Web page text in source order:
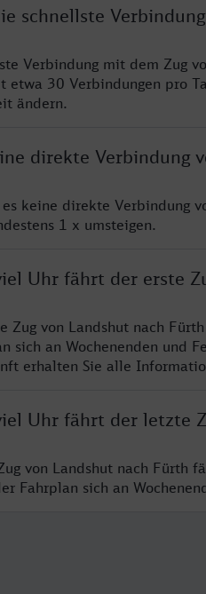
schnellste
Verbindung mit dem Zug
etwa 30 Verbindungen pro
ändern.
direkte Verbindung
keine direkte Verbindung
1 x umsteigen.
Uhr fährt der erste
Zug von Landshut nach
sich an Wochenenden und
erhalten Sie alle
Uhr fährt der letzte
von Landshut nach Fürth
Fahrplan sich an